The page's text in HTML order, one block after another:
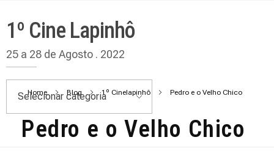
1º Cine Lapinhô
25 a 28 de Agosto . 2022
Home Blog 1º Cinelapinhô Pedro e o Velho Chico
Pedro e o Velho Chico